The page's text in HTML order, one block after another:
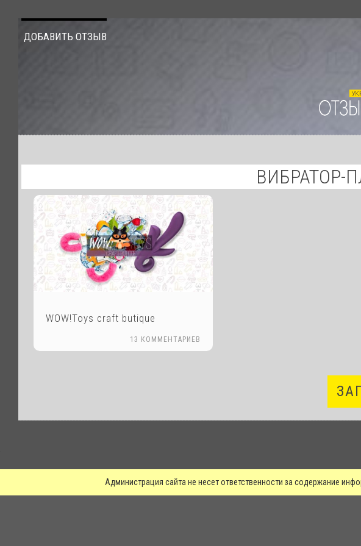
ДОБАВИТЬ ОТЗЫВ
ВИБРАТОР-
WOW!Toys craft butique
13 КОММЕНТАРИЕВ
Администрация сайта не несет ответственности за содержание